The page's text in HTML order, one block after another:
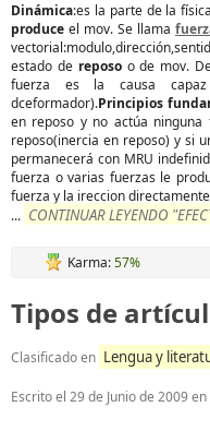
Dinámica:es la parte de la
produce el mov. Se llama
estado de reposoo de mov.
fuerza es la causa
dceformador).Principios
en reposo y no actúa
reposo(inercia en reposo) y si
permanecerá con MRU
fuerza o varias fuerzas le
fuerza y la ireccion directamente
... CONTINUAR LEYENDO
Karma:57%
Tipos de
Clasificado en Lengua y
Escrito el 29 de Junio de 2009en